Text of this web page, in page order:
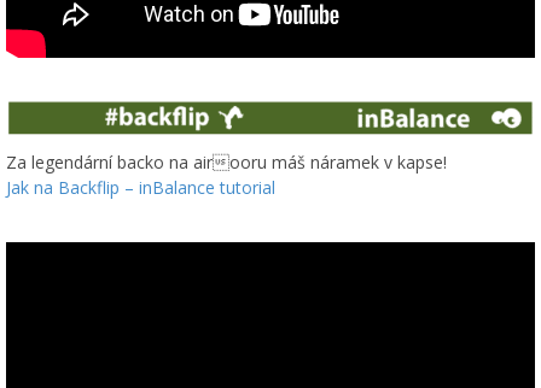
Za legendární backo na airooru máš náramek v kapse!
Jak na Backflip – inBalance tutorial